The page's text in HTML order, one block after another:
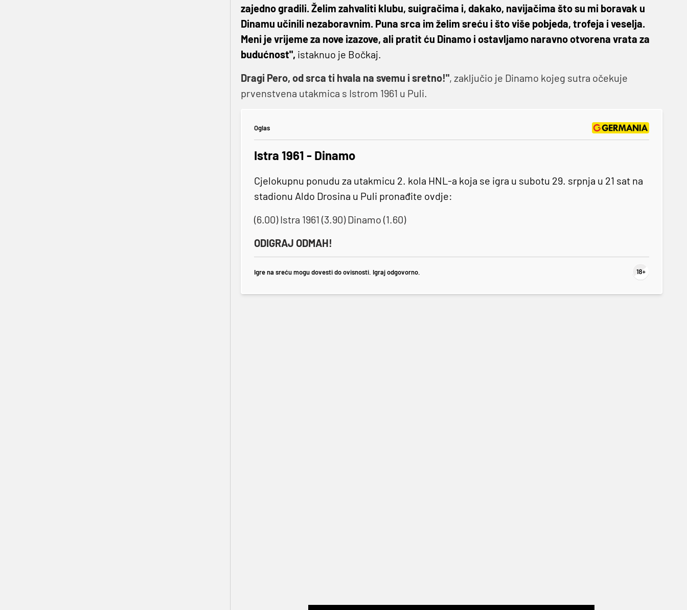
zajedno gradili. Želim zahvaliti klubu, suigračima i, dakako, navijačima što su mi boravak u
Dinamu učinili nezaboravnim. Puna srca im želim sreću i što više pobjeda, trofeja i veselja.
Meni je vrijeme za nove izazove, ali pratit ću Dinamo i ostavljamo naravno otvorena vrata za
budućnost", istaknuo je Bočkaj.
Dragi Pero, od srca ti hvala na svemu i sretno!", zaključio je Dinamo kojeg sutra očekuje
prvenstvena utakmica s Istrom 1961 u Puli.
Oglas
Istra 1961 - Dinamo
Cjelokupnu ponudu za utakmicu 2. kola HNL-a koja se igra u subotu 29. srpnja u 21 sat na
stadionu Aldo Drosina u Puli pronađite ovdje:
(6.00) Istra 1961 (3.90) Dinamo (1.60)
ODIGRAJ ODMAH!
Igre na sreću mogu dovesti do ovisnosti. Igraj odgovorno.